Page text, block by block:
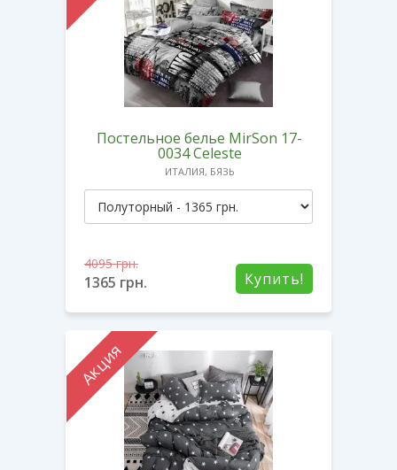
Постельное белье MirSon 17-
0034 Celeste
ИТАЛИЯ, БЯЗЬ
Купить!
4095грн.
1365 грн.
Акция